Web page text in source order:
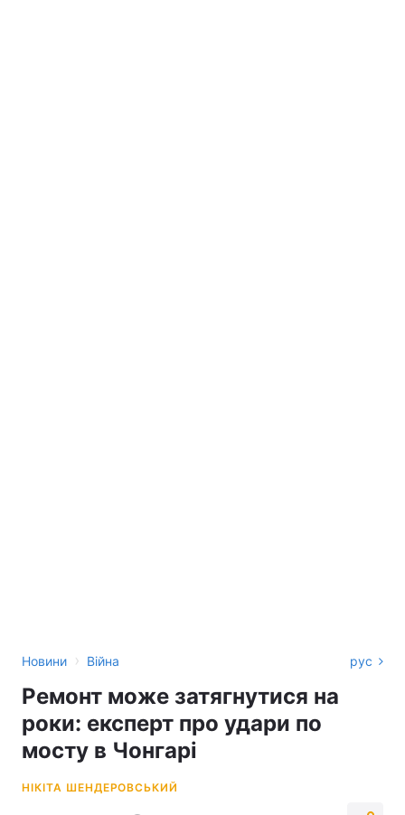
Новини › Війна рус
Ремонт може затягнутися на
роки: експерт про удари по
мосту в Чонгарі
НІКІТА ШЕНДЕРОВСЬКИЙ